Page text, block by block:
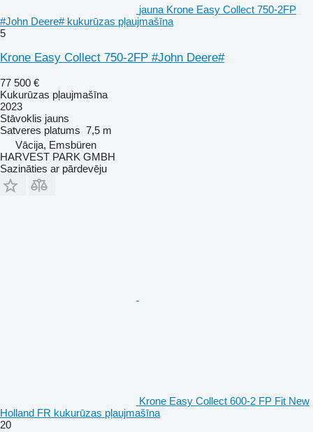
jauna Krone Easy Collect 750-2FP
#John Deere# kukurūzas pļaujmašīna
5
Krone Easy Collect 750-2FP #John Deere#
77 500 €
Kukurūzas pļaujmašīna
2023
Stāvoklis jauns
Satveres platums 7,5 m
Vācija, Emsbüren
HARVEST PARK GMBH
Sazināties ar pārdevēju
Krone Easy Collect 600-2 FP Fit New
Holland FR kukurūzas pļaujmašīna
20